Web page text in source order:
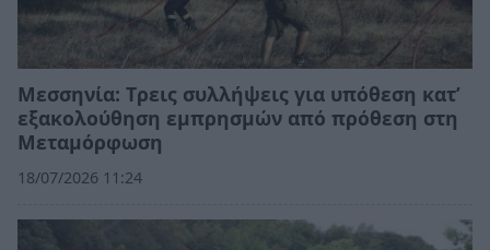
Μεσσηνία: Tρεις συλλήψεις για υπόθεση κατ’
εξακολούθηση εμπρησμών από πρόθεση στη
Μεταμόρφωση
18/07/2026 11:24